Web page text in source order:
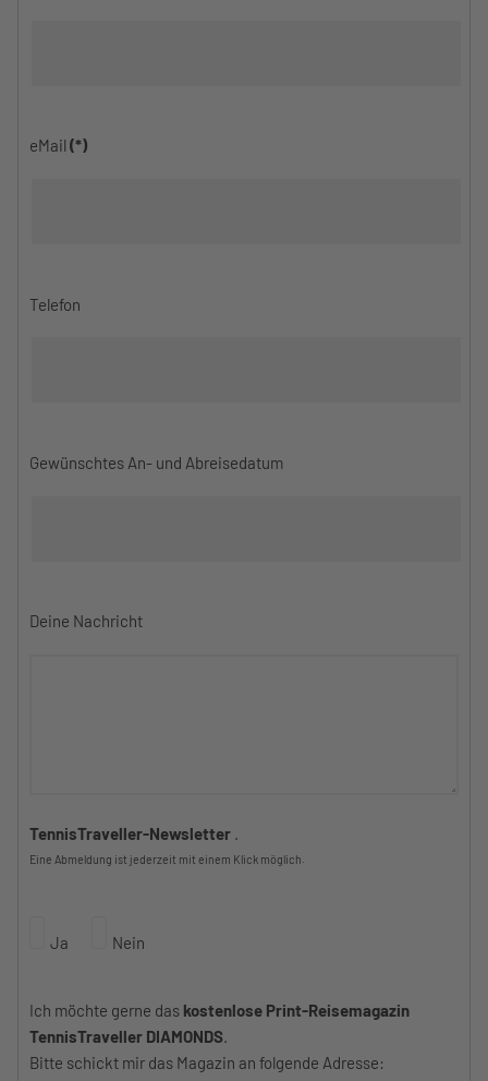
eMail (*)
Telefon
Gewünschtes An- und Abreisedatum
Deine Nachricht
TennisTraveller-Newsletter .
Eine Abmeldung ist jederzeit mit einem Klick möglich.
Ja Nein
Ich möchte gerne das kostenlose Print-Reisemagazin
TennisTraveller DIAMONDS.
Bitte schickt mir das Magazin an folgende Adresse: